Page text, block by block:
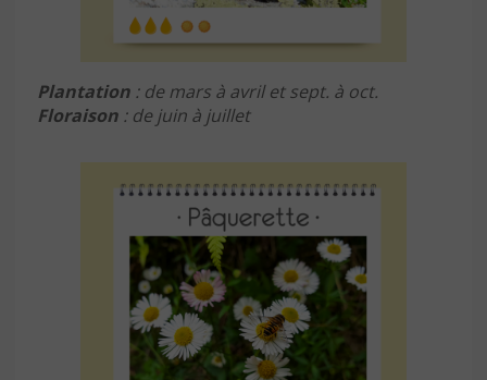
Plantation : de mars à avril et sept. à oct.
Floraison : de juin à juillet